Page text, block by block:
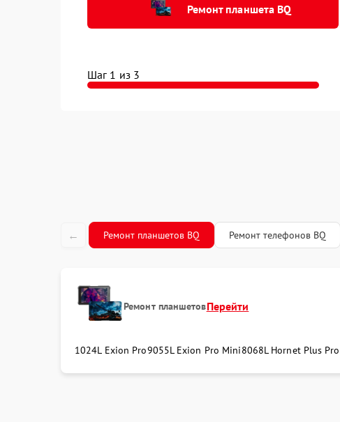
Ремонт планшета BQ
Шаг 1 из 3
← Ремонт планшетов BQ Ремонт телефонов BQ
Ремонт планшетовПерейти
1024L Exion Pro9055L Exion Pro Mini8068L Hornet Plus Pro